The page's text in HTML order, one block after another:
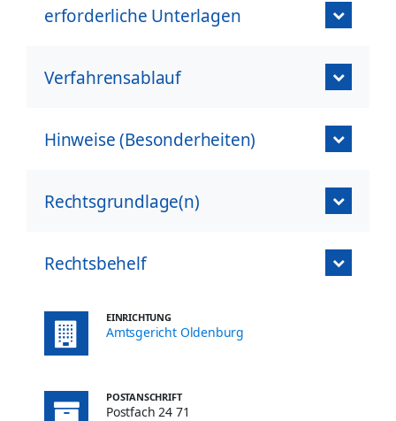
erforderliche Unterlagen
Verfahrensablauf
Hinweise (Besonderheiten)
Rechtsgrundlage(n)
Rechtsbehelf
EINRICHTUNG
Amtsgericht Oldenburg
POSTANSCHRIFT
Postfach 24 71